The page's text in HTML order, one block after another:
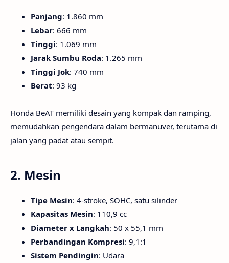
Panjang: 1.860 mm
Lebar: 666 mm
Tinggi: 1.069 mm
Jarak Sumbu Roda: 1.265 mm
Tinggi Jok: 740 mm
Berat: 93 kg
Honda BeAT memiliki desain yang kompak dan ramping,
memudahkan pengendara dalam bermanuver, terutama di
jalan yang padat atau sempit.
2. Mesin
Tipe Mesin: 4-stroke, SOHC, satu silinder
Kapasitas Mesin: 110,9 cc
Diameter x Langkah: 50 x 55,1 mm
Perbandingan Kompresi: 9,1:1
Sistem Pendingin: Udara